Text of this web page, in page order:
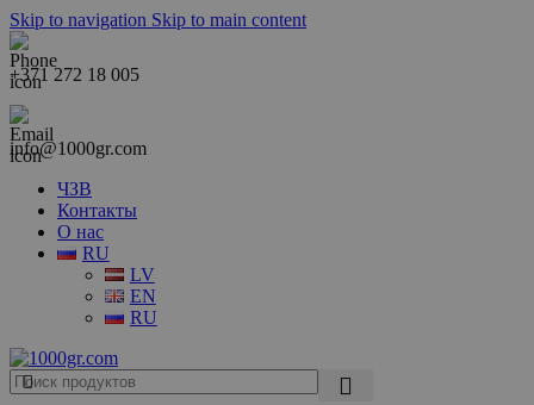
Skip to navigation Skip to main content
+371 272 18 005
info@1000gr.com
ЧЗВ
Контакты
О нас
RU
LV
EN
RU